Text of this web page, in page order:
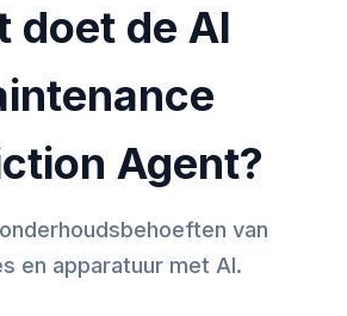
doet de AI
Agent?
van
en apparatuur met AI.